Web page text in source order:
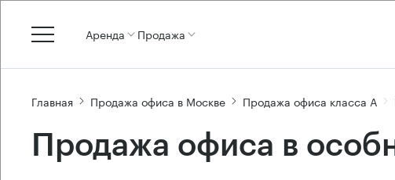
Аренда Продажа
Главная Продажа офиса в Москве Продажа офиса класса А
Продажа офиса в